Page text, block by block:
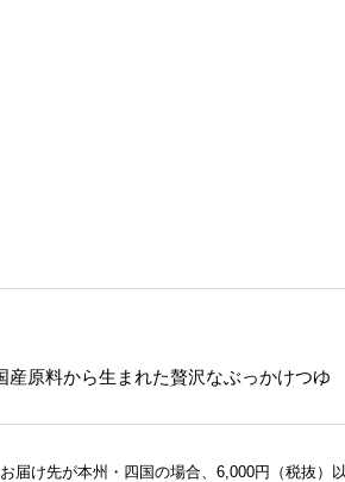
産原料から生まれた贅沢なぶっかけつゆ
届け先が本州・四国の場合、6,000円（税抜）